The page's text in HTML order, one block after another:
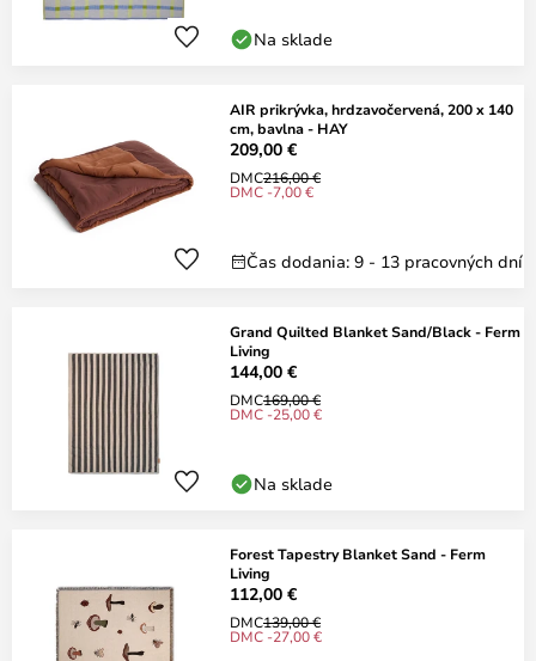
Na sklade
AIR prikrývka, hrdzavočervená, 200 x 140
cm, bavlna - HAY
209,00 €
DMC216,00 €
DMC -7,00 €
Čas dodania: 9 - 13 pracovných dní
Grand Quilted Blanket Sand/Black - Ferm
Living
144,00 €
DMC169,00 €
DMC -25,00 €
Na sklade
Forest Tapestry Blanket Sand - Ferm
Living
112,00 €
DMC139,00 €
DMC -27,00 €